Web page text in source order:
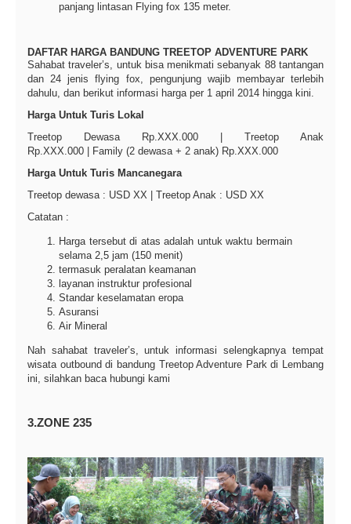
panjang lintasan Flying fox 135 meter.
DAFTAR HARGA BANDUNG TREETOP ADVENTURE PARK
Sahabat traveler’s, untuk bisa menikmati sebanyak 88 tantangan
dan 24 jenis flying fox, pengunjung wajib membayar terlebih
dahulu, dan berikut informasi harga per 1 april 2014 hingga kini.
Harga Untuk Turis Lokal
Treetop Dewasa Rp.XXX.000 | Treetop Anak
Rp.XXX.000 | Family (2 dewasa + 2 anak) Rp.XXX.000
Harga Untuk Turis Mancanegara
Treetop dewasa : USD XX | Treetop Anak : USD XX
Catatan :
Harga tersebut di atas adalah untuk waktu bermain
selama 2,5 jam (150 menit)
termasuk peralatan keamanan
layanan instruktur profesional
Standar keselamatan eropa
Asuransi
Air Mineral
Nah sahabat traveler’s, untuk informasi selengkapnya tempat
wisata outbound di bandung Treetop Adventure Park di Lembang
ini, silahkan baca hubungi kami
3.ZONE 235